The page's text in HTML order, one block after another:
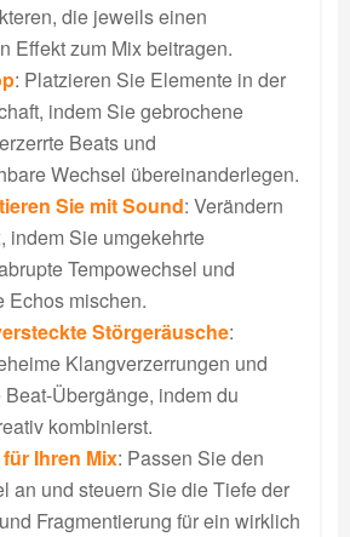
die jeweils einen
Effekt zum Mix beitragen.
: Platzieren Sie Elemente in der
indem Sie gebrochene
Beats und
Wechsel übereinanderlegen.
Sie mit Sound: Verändern
indem Sie umgekehrte
Tempowechsel und
Echos mischen.
Störgeräusche:
Klangverzerrungen und
Beat-Übergänge, indem du
kombinierst.
Ihren Mix: Passen Sie den
an und steuern Sie die Tiefe der
Fragmentierung für ein wirklich